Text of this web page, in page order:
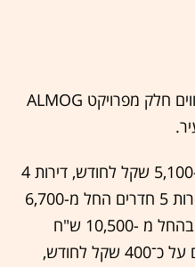
הדירות כולן בשני מגדלים המהווים חלק מפרויקט ALMOG
דירות 3 חדרים יושכרו בהחל מ-5,100 שקל לחודש, דירות 4
חדרים בהחל מ-5,900 שקל ודירות 5 חדרים החל מ-6,700
שקל. דירות הפנטהאוז מוצעות בהחל מ -10,500 ש"ח
לחודש. דמי הניהול עומדים כיום על כ־400 שקל לחודש,